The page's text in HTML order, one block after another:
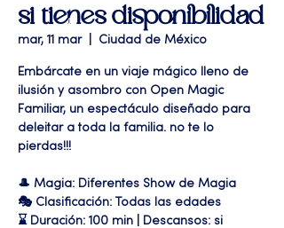
si tienes disponibilidad
mar, 11 mar
  |
Ciudad de México
Embárcate en un viaje mágico lleno de
ilusión y asombro con Open Magic
Familiar, un espectáculo diseñado para
deleitar a toda la familia. no te lo
pierdas!!!
🎩 Magia: Diferentes Show de Magia
🎭 Clasificación: Todas las edades
⌛ Duración: 100 min | Descansos: si